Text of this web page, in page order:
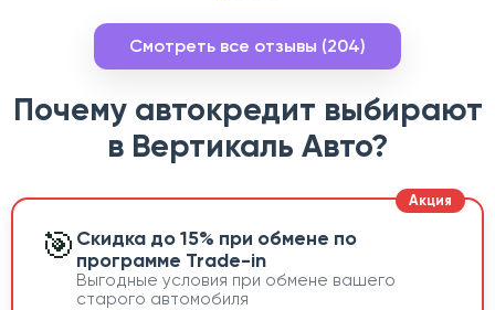
Смотреть все отзывы (204)
Почему автокредит выбирают
в Вертикаль Авто?
🎯 Скидка до 15% при обмене по
программе Trade-in
Выгодные условия при обмене вашего
старого автомобиля